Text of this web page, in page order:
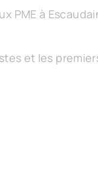
PME à
et les